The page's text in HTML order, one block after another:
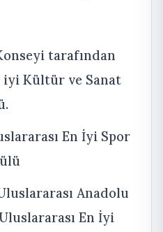
tarafından
iyi Kültür ve Sanat
En İyi Spor
Anadolu
En İyi